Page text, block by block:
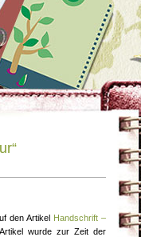
den Artikel Handschrift –
wurde zur Zeit der